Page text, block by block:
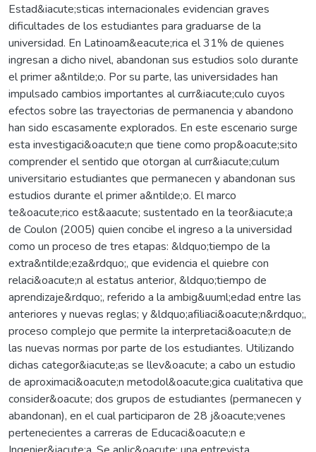
Estad&iacute;sticas internacionales evidencian graves
dificultades de los estudiantes para graduarse de la
universidad. En Latinoam&eacute;rica el 31% de quienes
ingresan a dicho nivel, abandonan sus estudios solo durante
el primer a&ntilde;o. Por su parte, las universidades han
impulsado cambios importantes al curr&iacute;culo cuyos
efectos sobre las trayectorias de permanencia y abandono
han sido escasamente explorados. En este escenario surge
esta investigaci&oacute;n que tiene como prop&oacute;sito
comprender el sentido que otorgan al curr&iacute;culum
universitario estudiantes que permanecen y abandonan sus
estudios durante el primer a&ntilde;o. El marco
te&oacute;rico est&aacute; sustentado en la teor&iacute;a
de Coulon (2005) quien concibe el ingreso a la universidad
como un proceso de tres etapas: &ldquo;tiempo de la
extra&ntilde;eza&rdquo;, que evidencia el quiebre con
relaci&oacute;n al estatus anterior, &ldquo;tiempo de
aprendizaje&rdquo;, referido a la ambig&uuml;edad entre las
anteriores y nuevas reglas; y &ldquo;afiliaci&oacute;n&rdquo;,
proceso complejo que permite la interpretaci&oacute;n de
las nuevas normas por parte de los estudiantes. Utilizando
dichas categor&iacute;as se llev&oacute; a cabo un estudio
de aproximaci&oacute;n metodol&oacute;gica cualitativa que
consider&oacute; dos grupos de estudiantes (permanecen y
abandonan), en el cual participaron de 28 j&oacute;venes
pertenecientes a carreras de Educaci&oacute;n e